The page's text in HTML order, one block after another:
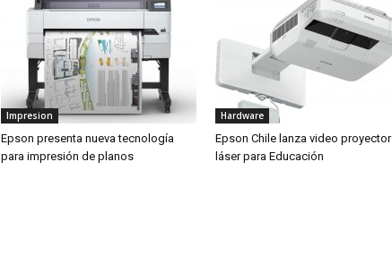
Impresion
Epson presenta nueva tecnología
para impresión de planos
Hardware
Epson Chile lanza video proyector
láser para Educación